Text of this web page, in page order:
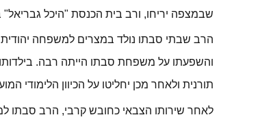
שבמצפה יריחו, ורב בית הכנסת "היכל
הרב שבתי סבתו נולד במצרים למשפחה
והשפעתו על משפחת סבתו הייתה רבה.
תורנית ולאחר מכן יחליטו על הכיוון הלימודי
לאחר שירותו הצבאי כחובש קרבי, הרב סבתו